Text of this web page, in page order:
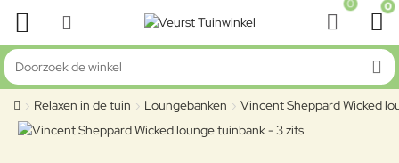
0 0
Doorzoek de winkel
home
Relaxen in de tuin Loungebanken Vincent Sheppard Wicked